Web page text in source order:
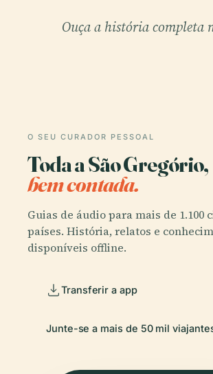
Ouça a história completa
O SEU CURADOR PESSOAL
Toda a São Gregório,
bem contada.
Guias de áudio para mais de 1.100
países. História, relatos e
disponíveis offline.
Transferir a app
Junte-se a mais de 50 mil